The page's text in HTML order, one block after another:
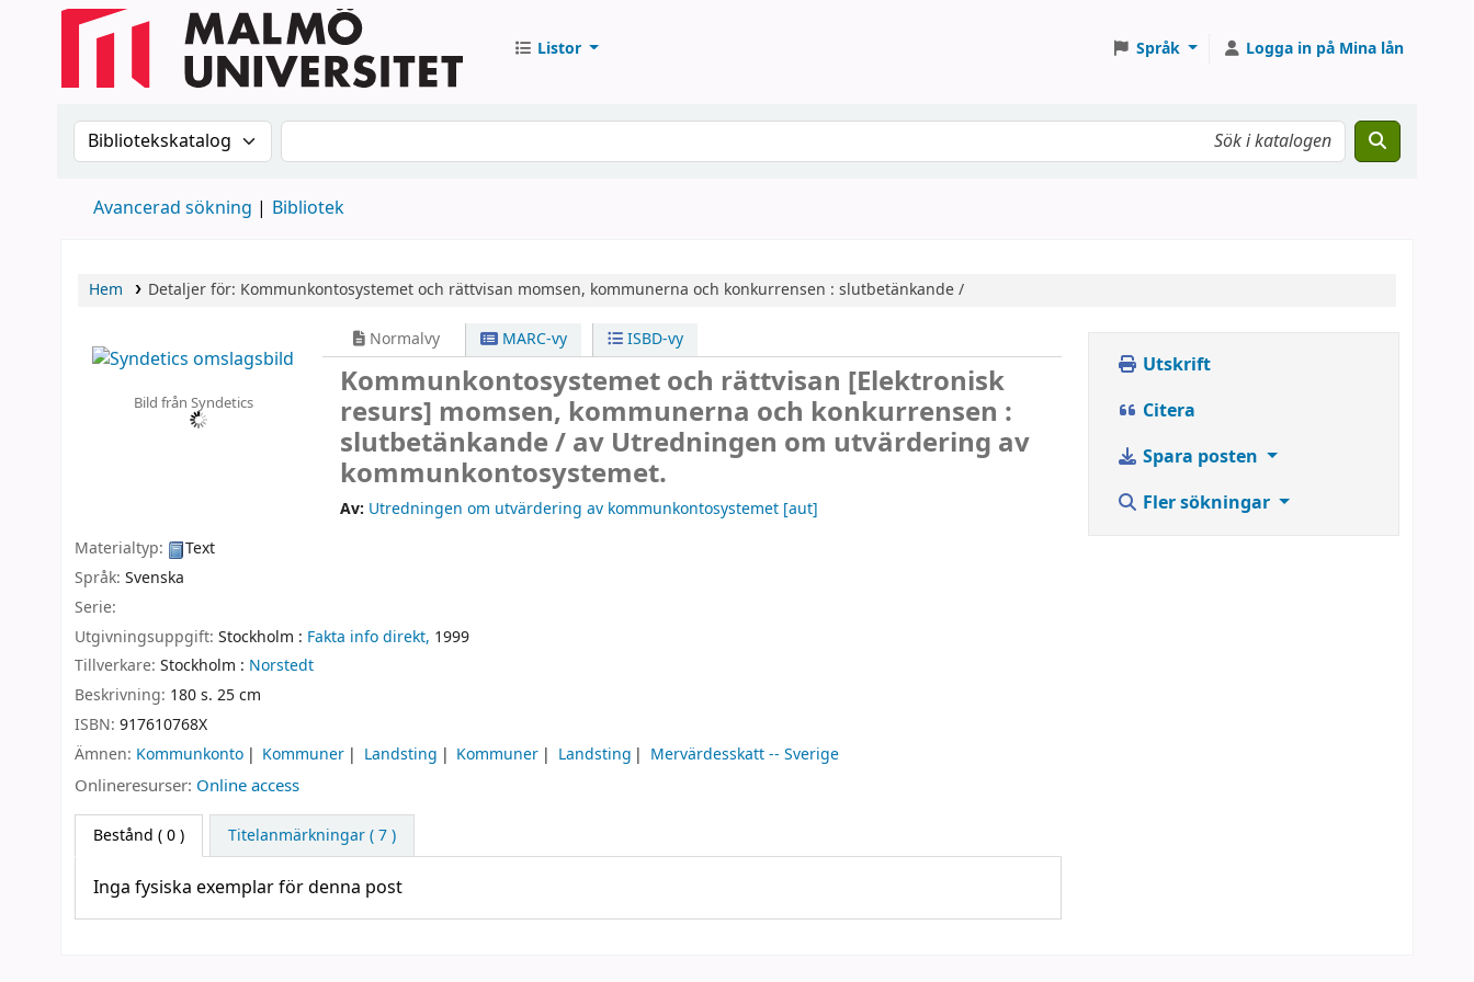
Listor Språk Logga in på Mina lån
Sök i katalogen efter:Sök i katalogen
Avancerad sökning Bibliotek
Hem Detaljer för: Kommunkontosystemet och rättvisan momsen, kommunerna och konkurrensen : slutbetänkande /
Bild från Syndetics
Normalvy MARC-vy ISBD-vy
Kommunkontosystemet och rättvisan [Elektronisk
resurs] momsen, kommunerna och konkurrensen :
slutbetänkande /av Utredningen om utvärdering av
kommunkontosystemet.
Av: Utredningen om utvärdering av kommunkontosystemet[aut]
Materialtyp:
Text
Språk: Svenska
Serie:
Utgivningsuppgift: Stockholm : Fakta info direkt, 1999
Tillverkare: Stockholm : Norstedt
Beskrivning: 180 s. 25 cm
ISBN: 917610768X
Ämnen: Kommunkonto Kommuner Landsting Kommuner Landsting Mervärdesskatt -- Sverige
Onlineresurser: Online access
Bestånd ( 0 ) Titelanmärkningar ( 7 )
Inga fysiska exemplar för denna post
Utskrift
Citera
Spara posten
Fler sökningar